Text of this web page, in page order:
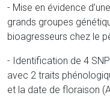
- Mise en évidence
grands groupes
bioagresseurs chez le
- Identification de 4
avec 2 traits
et la date de floraison